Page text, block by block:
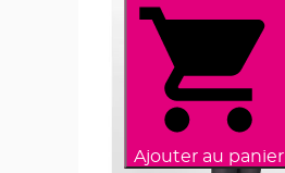
Ajouter au panier